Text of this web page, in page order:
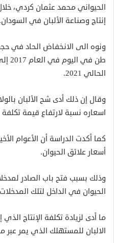
الحيواني محمد عثمان كردي،
إنتاج وصناعة الألبان في السودان.
الحالي 2021.
وقال إن ذلك أدى شح الألبان
اسعاره نسبة لارتفاع قيمة تكلفة
كما أكدت الدراسة أن الأعوام
أسعار علائق الحيوان.
وذلك بسبب فتح باب الصادر
الحيوان في الداخل لتلك
ما أدى لزيادة تكلفة الإنتاج
الالبان للمستهلك الذي يمر